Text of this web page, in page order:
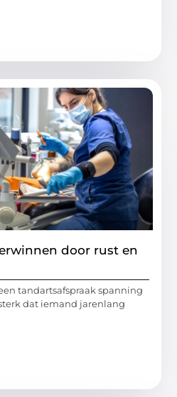
door rust en
tandartsafspraak spanning
dat iemand jarenlang